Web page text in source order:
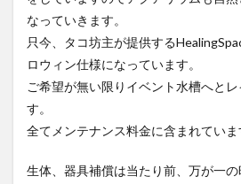
なっていきます。
只今、タコ坊主が提供する
ロウィン仕様になっています。
ご希望が無い限りイベント水槽へと
す。
全てメンテナンス料金に含まれていま
生体、器具補償は当たり前、万が一